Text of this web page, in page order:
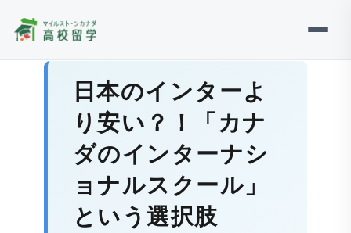
日本のインターよ
り安い？！「カナ
ダのインターナシ
ョナルスクール」
という選択肢